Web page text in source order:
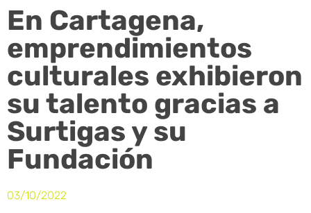
En Cartagena,
emprendimientos
culturales exhibieron
su talento gracias a
Surtigas y su
Fundación
03/10/2022